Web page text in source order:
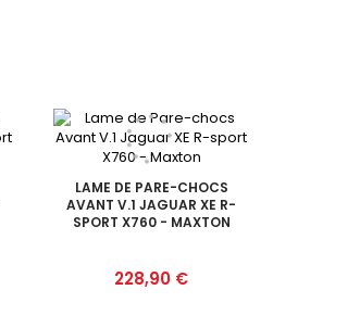
LAME DE PARE-CHOCS
AVANT V.1 JAGUAR XE R-
SPORT X760 - MAXTON
Prix
228,90 €